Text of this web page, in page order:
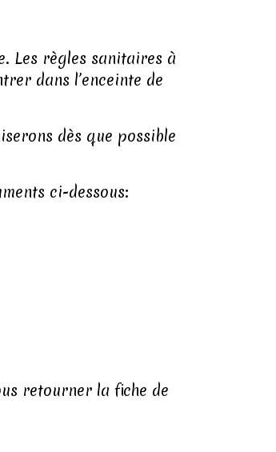
Les règles sanitaires à
dans l’enceinte de
dès que possible
ci-dessous:
retourner la fiche de